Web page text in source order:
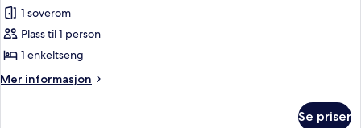
1 soverom
Plass til 1 person
1 enkeltseng
Mer informasjon
Mer
Se priser